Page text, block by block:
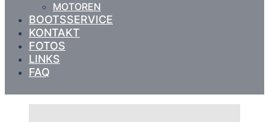
MOTOREN
BOOTSSERVICE
KONTAKT
FOTOS
LINKS
FAQ